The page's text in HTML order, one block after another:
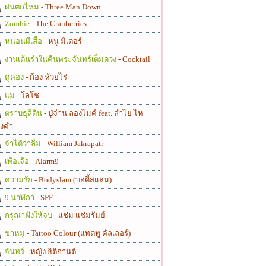
ฝนตกไหม - Three Man Down
Zombie - The Cranberries
หนอนผีเสื้อ - หนู มิเตอร์
งานเต้นรำในคืนพระจันทร์เต็มดวง - Cocktail
คู่คอง - ก้อง ห้วยไร่
แม่ - โลโซ
ตราบธุลีดิน - ปู่จ๋าน ลองไมค์ feat. ลำไย ไห
คำ
จำได้ว่าลืม - William Jakrapatr
เพ้อเจ้อ - Alarm9
ความรัก - Bodyslam (บอดี้สแลม)
9 นาฬิกา - SPF
กรุณาฟังให้จบ - แช่ม แช่มรัมย์
ขาหมู - Tattoo Colour (แทตทู คัลเลอร์)
จันทร์ - หญิง ธิติกานต์